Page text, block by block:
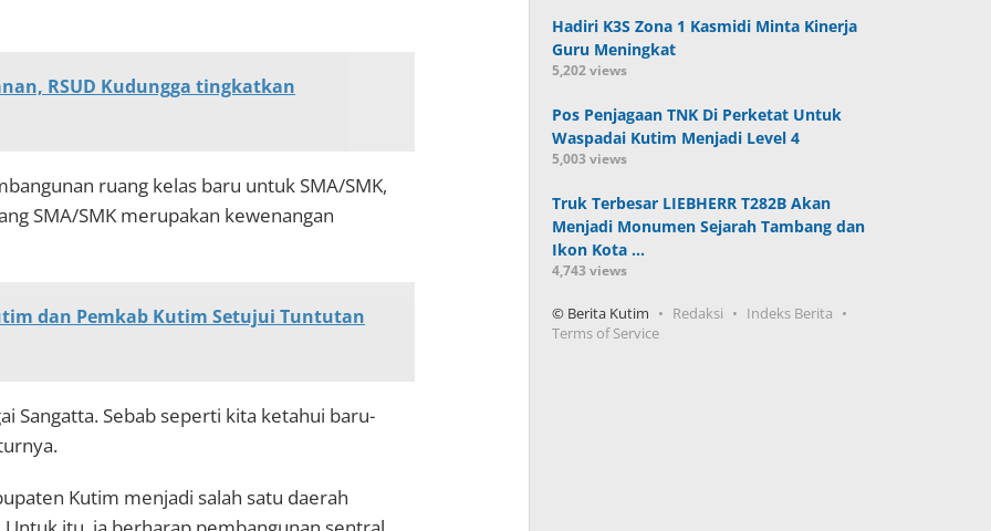
RSUD Kudungga tingkatkan
ruang kelas baru untuk SMA/SMK,
SMA/SMK merupakan kewenangan
dan Pemkab Kutim Setujui Tuntutan
Sangatta. Sebab seperti kita ketahui baru-
Kutim menjadi salah satu daerah
Hadiri K3S Zona 1 Kasmidi Minta Kinerja
Guru Meningkat
5,202 views
Pos Penjagaan TNK Di Perketat Untuk
Waspadai Kutim Menjadi Level 4
5,003 views
Truk Terbesar LIEBHERR T282B Akan
Menjadi Monumen Sejarah Tambang dan
Ikon Kota …
4,743 views
© Berita Kutim Redaksi
Indeks Berita
Terms of Service